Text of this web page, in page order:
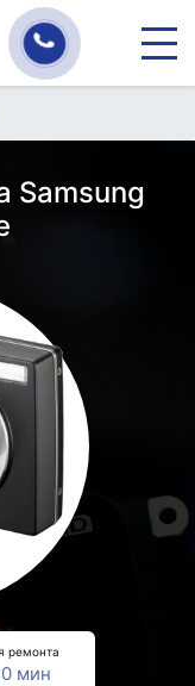
Samsung
ремонта
мин